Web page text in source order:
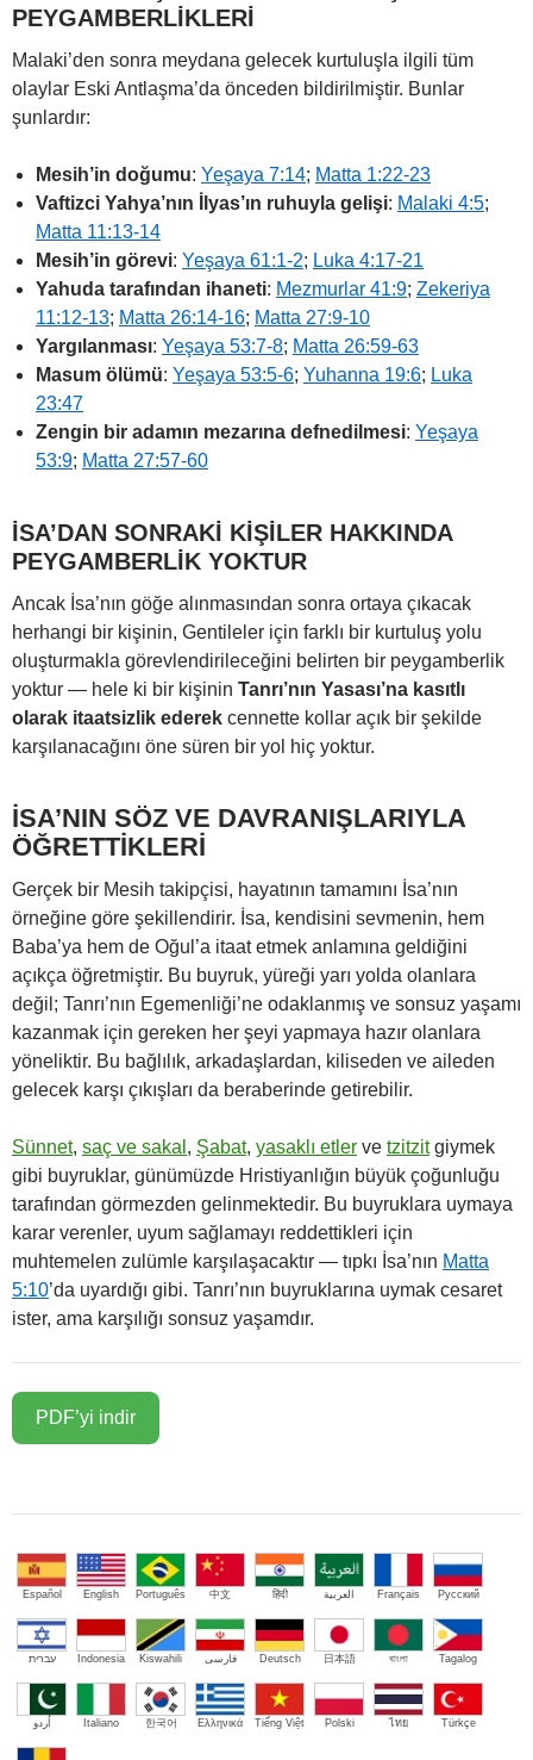
PEYGAMBERLİKLERİ
Malaki’den sonra meydana gelecek kurtuluşla ilgili tüm
olaylar Eski Antlaşma’da önceden bildirilmiştir. Bunlar
şunlardır:
Mesih’in doğumu: Yeşaya 7:14; Matta 1:22-23
Vaftizci Yahya’nın İlyas’ın ruhuyla gelişi: Malaki 4:5;
Matta 11:13-14
Mesih’in görevi: Yeşaya 61:1-2; Luka 4:17-21
Yahuda tarafından ihaneti: Mezmurlar 41:9; Zekeriya
11:12-13; Matta 26:14-16; Matta 27:9-10
Yargılanması: Yeşaya 53:7-8; Matta 26:59-63
Masum ölümü: Yeşaya 53:5-6; Yuhanna 19:6; Luka
23:47
Zengin bir adamın mezarına defnedilmesi: Yeşaya
53:9; Matta 27:57-60
İSA’DAN SONRAKİ KİŞİLER HAKKINDA
PEYGAMBERLİK YOKTUR
Ancak İsa’nın göğe alınmasından sonra ortaya çıkacak
herhangi bir kişinin, Gentileler için farklı bir kurtuluş yolu
oluşturmakla görevlendirileceğini belirten bir peygamberlik
yoktur — hele ki bir kişinin Tanrı’nın Yasası’na kasıtlı
olarak itaatsizlik ederek cennette kollar açık bir şekilde
karşılanacağını öne süren bir yol hiç yoktur.
İSA’NIN SÖZ VE DAVRANIŞLARIYLA
ÖĞRETTİKLERİ
Gerçek bir Mesih takipçisi, hayatının tamamını İsa’nın
örneğine göre şekillendirir. İsa, kendisini sevmenin, hem
Baba’ya hem de Oğul’a itaat etmek anlamına geldiğini
açıkça öğretmiştir. Bu buyruk, yüreği yarı yolda olanlara
değil; Tanrı’nın Egemenliği’ne odaklanmış ve sonsuz yaşamı
kazanmak için gereken her şeyi yapmaya hazır olanlara
yöneliktir. Bu bağlılık, arkadaşlardan, kiliseden ve aileden
gelecek karşı çıkışları da beraberinde getirebilir.
Sünnet, saç ve sakal , Şabat, yasaklı etler ve tzitzitgiymek
gibi buyruklar, günümüzde Hristiyanlığın büyük çoğunluğu
tarafından görmezden gelinmektedir. Bu buyruklara uymaya
karar verenler, uyum sağlamayı reddettikleri için
muhtemelen zulümle karşılaşacaktır — tıpkı İsa’nın Matta
5:10’da uyardığı gibi. Tanrı’nın buyruklarına uymak cesaret
ister, ama karşılığı sonsuz yaşamdır.
PDF’yi indir
Español English Português 中文 हिंदी العربية Français Русский
עברית Indonesia Kiswahili فارسی Deutsch 日本語 বাংলা Tagalog
اُردو Italiano 한국어 Ελληνικά Tiếng Việt Polski ไทย Türkçe